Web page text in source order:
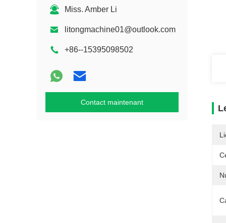
Miss. Amber Li
litongmachine01@outlook.com
+86--15395098502
Contact maintenant